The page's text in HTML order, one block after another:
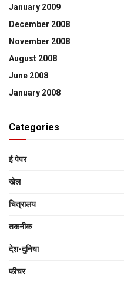
January 2009
December 2008
November 2008
August 2008
June 2008
January 2008
Categories
ई पेपर
खेल
चित्रालय
तकनीक
देश-दुनिया
फीचर